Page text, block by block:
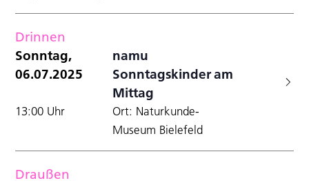
Drinnen
Sonntag,
06.07.2025
namu
Sonntagskinder am
Mittag
13:00 Uhr
Ort: Naturkunde-
Museum Bielefeld
Draußen